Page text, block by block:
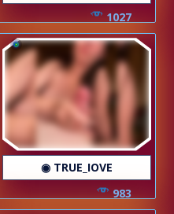
1027
◉ TRUE_IOVE
983